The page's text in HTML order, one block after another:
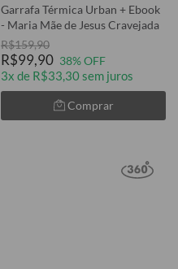
Garrafa Térmica Urban + Ebook
- Maria Mãe de Jesus Cravejada
R$159,90
R$99,90 38% OFF
3x de R$33,30 sem juros
Comprar